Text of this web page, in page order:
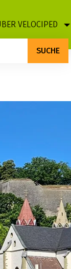
VELOCIPED
SUCHE